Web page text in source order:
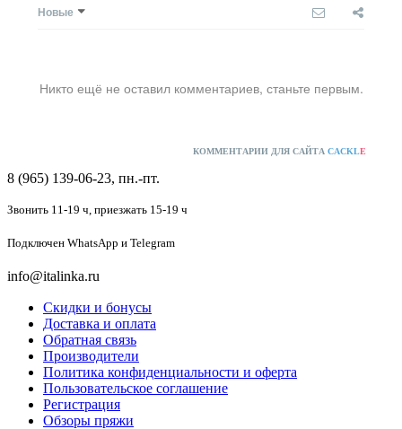
Новые
Никто ещё не оставил комментариев, станьте первым.
КОММЕНТАРИИ ДЛЯ САЙТА CACKLE
8 (965) 139-06-23, пн.-пт.
Звонить 11-19 ч, приезжать 15-19 ч
Подключен WhatsApp и Telegram
info@italinka.ru
Скидки и бонусы
Доставка и оплата
Обратная связь
Производители
Политика конфиденциальности и оферта
Пользовательское соглашение
Регистрация
Обзоры пряжи